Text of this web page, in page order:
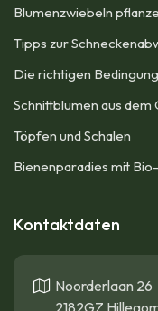
Blumenzwiebeln
Tipps zur
Die richtigen
Schnittblumen aus dem
Töpfen und Schalen
Bienenparadies mit
Kontaktdaten
Noorderlaan 26
2182GZ